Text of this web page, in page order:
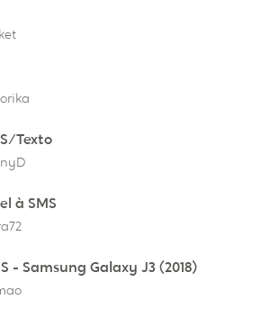
Texto
à SMS
- Samsung Galaxy J3 (2018)